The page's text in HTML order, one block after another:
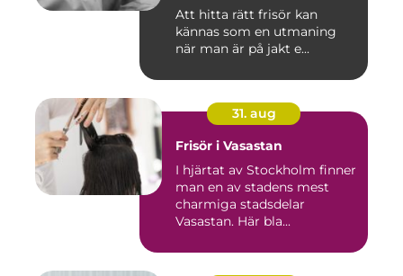
Att hitta rätt frisör kan
kännas som en utmaning
när man är på jakt e...
31. aug
Frisör i Vasastan
I hjärtat av Stockholm finner
man en av stadens mest
charmiga stadsdelar
Vasastan. Här bla...